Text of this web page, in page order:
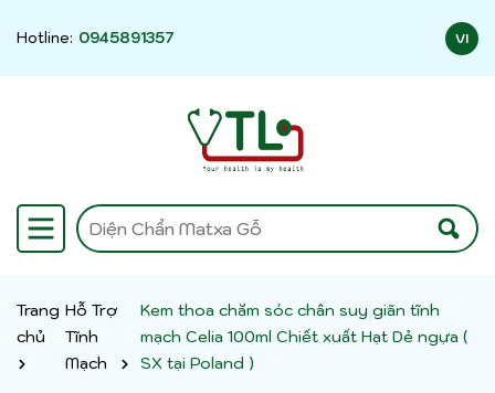
Hotline: 0945891357 VI
Trang
chủ
Hỗ Trợ
Tĩnh
Mạch
Kem thoa chăm sóc chân suy giãn tĩnh
mạch Celia 100ml Chiết xuất Hạt Dẻ ngựa (
SX tại Poland )